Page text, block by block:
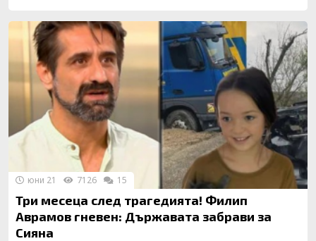
Три месеца след трагедията! Филип
Аврамов гневен: Държавата забрави за
Сияна
юни 21 7126 15